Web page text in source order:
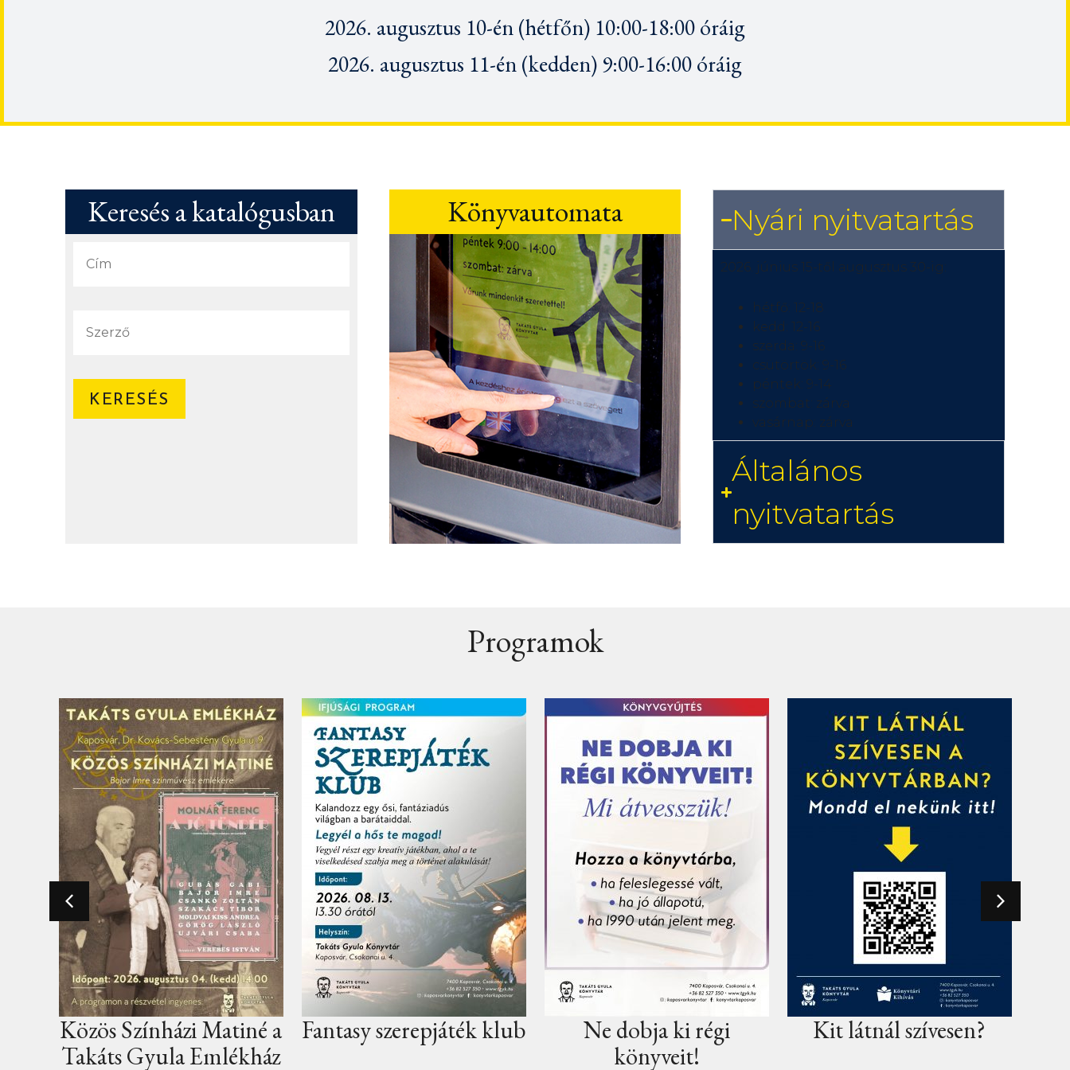
2026. augusztus 10-én (hétfőn) 10:00-18:00 óráig
2026. augusztus 11-én(kedden) 9:00-16:00 óráig
Keresés a katalógusban Könyvautomata Nyári nyitvatartás
2026. június 15-től augusztus 30-ig:
hétfő: 12-18
kedd: 12-16
szerda: 9-16
csütörtök: 9-16
péntek: 9-14
szombat: zárva
vasárnap: zárva
Általános
nyitvatartás
Programok
Matiné a
Emlékház
Fantasy szerepjáték klub
Ne dobja ki régi
Kit látnál szívesen? Ajándékötletet